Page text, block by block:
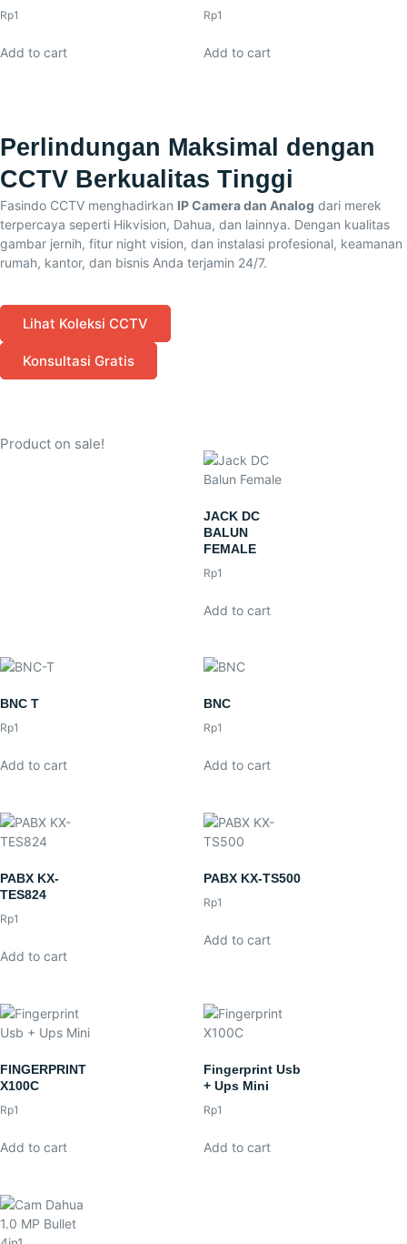
Rp1
Add to cart
Rp1
Add to cart
Perlindungan Maksimal dengan
CCTV Berkualitas Tinggi
Fasindo CCTV menghadirkan IP Camera dan Analog dari merek
terpercaya seperti Hikvision, Dahua, dan lainnya. Dengan kualitas
gambar jernih, fitur night vision, dan instalasi profesional, keamanan
rumah, kantor, dan bisnis Anda terjamin 24/7.
Lihat Koleksi CCTV
Konsultasi Gratis
Product on sale!
JACK DC
BALUN
FEMALE
Rp1
Add to cart
BNC T
Rp1
Add to cart
BNC
Rp1
Add to cart
PABX KX-
TES824
Rp1
Add to cart
PABX KX-TS500
Rp1
Add to cart
FINGERPRINT
X100C
Rp1
Add to cart
Fingerprint Usb
+ Ups Mini
Rp1
Add to cart